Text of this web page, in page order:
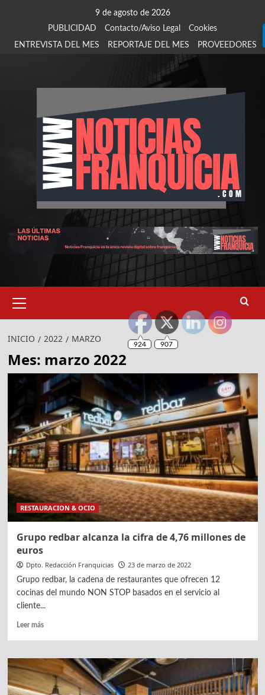
9 de agosto de 2026
PUBLICIDAD
Contacto/Aviso Legal
Cookies
ENTREVISTA DEL MES
REPORTAJE DEL MES PROVEEDORES
primario
INICIO 2022 MARZO
Mes: marzo 2022
RESTAURACION & OCIO
Grupo redbar alcanza la cifra de 4,76 millones de
euros
Dpto. Redacción Franquicias 23 de marzo de 2022
Grupo redbar, la cadena de restaurantes que ofrecen 12
cocinas del mundo NON STOP basados en el servicio al
cliente...
Leer másLeer
Grupo
redbar
alcanza
la
924